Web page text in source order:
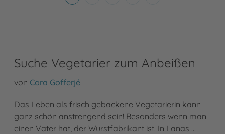
Suche Vegetarier zum Anbeißen
von Cora Gofferjé
Das Leben als frisch gebackene Vegetarierin kann
ganz schön anstrengend sein! Besonders wenn man
einen Vater hat, der Wurstfabrikant ist. In Lanas …